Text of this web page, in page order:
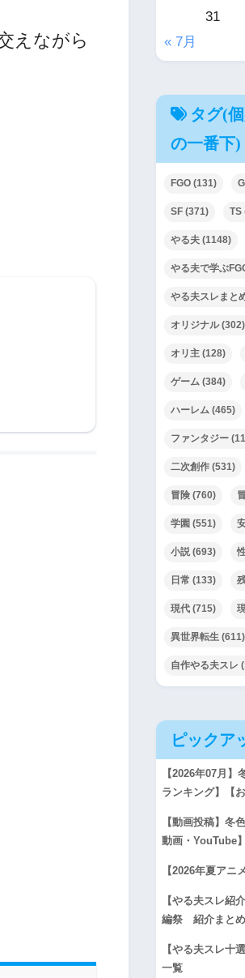
えながら
31
« 7月
タグ(
の一番下)
FGO (131)
SF (371) TS
やる夫 (1148)
やる夫で学ぶ
やる夫スレまと
オリジナル(302)
オリ主 (128)
ゲーム (384)
ハーレム (465)
ファンタジー
二次創作 (531)
冒険 (760)
学園 (551)
小説(693)
日常 (133)
現代 (715)
異世界転生 (611)
自作やる夫スレ
ピックア
【2026年07月
ランキング】【
【動画投稿】冬
動画・YouTube】
【2026年夏アニ
【やる夫スレ紹
編祭 紹介まとめ
【やる夫スレ十
一覧